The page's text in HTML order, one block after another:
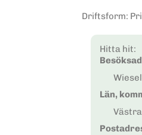
Driftsform:
Hitta hit:
Län,